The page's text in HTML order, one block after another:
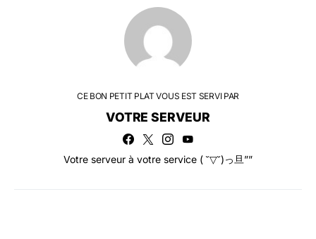
CE BON PETIT PLAT VOUS EST SERVI PAR
VOTRE SERVEUR
Votre serveur à votre service ( ˘▽˘)っ旦””